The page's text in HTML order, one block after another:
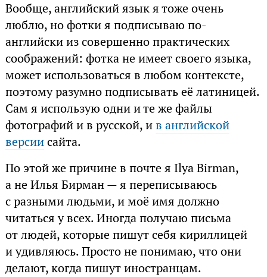
Вообще, английский язык я тоже очень
люблю, но фотки я подписываю по-
английски из совершенно практических
соображений: фотка не имеет своего языка,
может использоваться в любом контексте,
поэтому разумно подписывать её латиницей.
Сам я использую одни и те же файлы
фотографий и в русской, ив английской
версиисайта.
По этой же причине в почте я Ilya Birman,
а не Илья Бирман — я переписываюсь
с разными людьми, и моё имя должно
читаться у всех. Иногда получаю письма
от людей, которые пишут себя кириллицей
и удивляюсь. Просто не понимаю, что они
делают, когда пишут иностранцам.